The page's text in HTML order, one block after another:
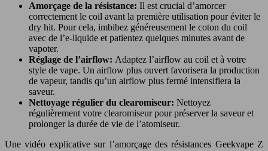
Amorçage de la résistance: Il est crucial d’amorcer
correctement le coil avant la première utilisation pour éviter le
dry hit. Pour cela, imbibez généreusement le coton du coil
avec de l’e-liquide et patientez quelques minutes avant de
vapoter.
Réglage de l’airflow: Adaptez l’airflow au coil et à votre
style de vape. Un airflow plus ouvert favorisera la production
de vapeur, tandis qu’un airflow plus fermé intensifiera la
saveur.
Nettoyage régulier du clearomiseur: Nettoyez
régulièrement votre clearomiseur pour préserver la saveur et
prolonger la durée de vie de l’atomiseur.
Une vidéo explicative sur l’amorçage des résistances Geekvape Z